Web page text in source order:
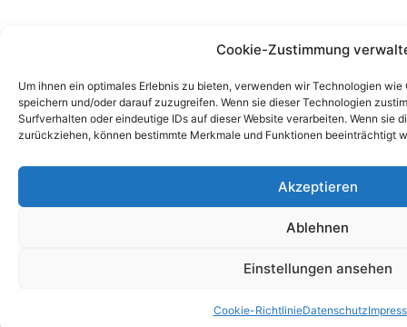
Cookie-Zustimmung
Um ihnen ein optimales Erlebnis zu bieten, verwenden wir Technologien
speichern und/oder darauf zuzugreifen. Wenn sie dieser Technologien
Surfverhalten oder eindeutige IDs auf dieser Website verarbeiten. Wenn sie
zurückziehen, können bestimmte Merkmale und Funktionen beeinträchtigt
Akzeptieren
Ablehnen
Einstellungen ansehen
Cookie-RichtlinieDatenschutz